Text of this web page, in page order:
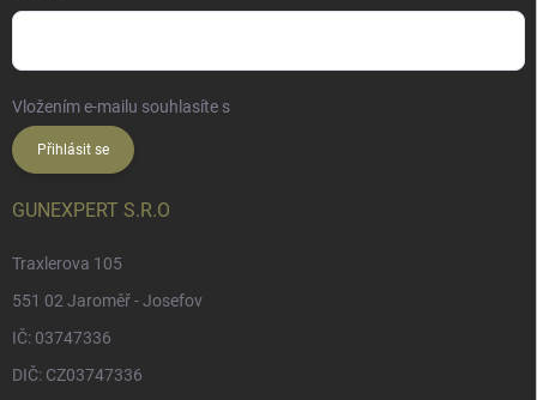
Vložením e-mailu souhlasíte s
Přihlásit se
GUNEXPERT S.R.O
Traxlerova 105
551 02 Jaroměř - Josefov
IČ: 03747336
DIČ: CZ03747336